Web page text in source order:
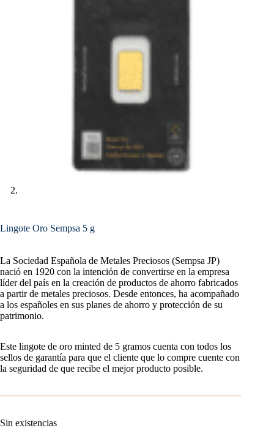
Lingote Oro Sempsa 5 g
La Sociedad Española de Metales Preciosos (Sempsa JP)
nació en 1920 con la intención de convertirse en la empresa
líder del país en la creación de productos de ahorro fabricados
a partir de metales preciosos. Desde entonces, ha acompañado
a los españoles en sus planes de ahorro y protección de su
patrimonio.
Este lingote de oro minted de 5 gramos cuenta con todos los
sellos de garantía para que el cliente que lo compre cuente con
la seguridad de que recibe el mejor producto posible.
Sin existencias